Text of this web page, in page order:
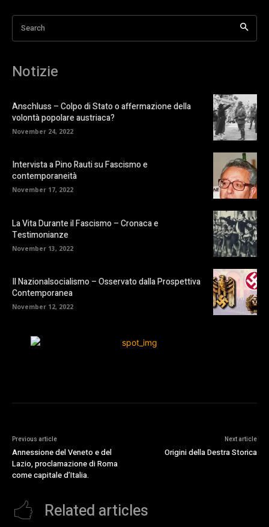
Search
Notizie
Anschluss – Colpo di Stato o affermazione della
volontà popolare austriaca?
November 24, 2022
Intervista a Pino Rauti su Fascismo e
contemporaneità
November 17, 2022
La Vita Durante il Fascismo – Cronaca e
Testimonianze
November 13, 2022
Il Nazionalsocialismo – Osservato dalla Prospettiva
Contemporanea
November 12, 2022
Previous article
Annessione del Veneto e del
Lazio, proclamazione di Roma
come capitale d’Italia.
Next article
Origini della Destra Storica
Related articles